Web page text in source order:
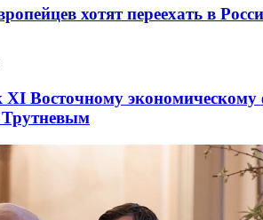
хотят переехать в
XI Восточному